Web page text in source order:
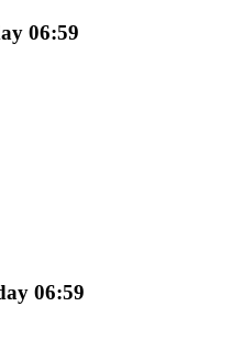
et des commissions de copy
06:59
06:59